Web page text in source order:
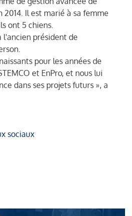
Il est marié à sa femme
ont 5 chiens.
l'ancien président de
pour les années de
et EnPro, et nous lui
dans ses projets futurs », a
sociaux